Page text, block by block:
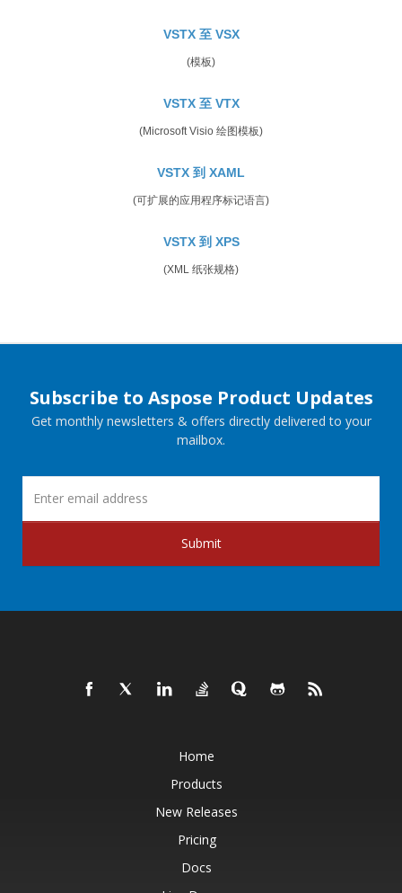
VSTX 至 VSX
(模板)
VSTX 至 VTX
(Microsoft Visio 绘图模板)
VSTX 到 XAML
(可扩展的应用程序标记语言)
VSTX 到 XPS
(XML 纸张规格)
Subscribe to Aspose Product Updates
Get monthly newsletters & offers directly delivered to your
mailbox.
Submit
Home
Products
New Releases
Pricing
Docs